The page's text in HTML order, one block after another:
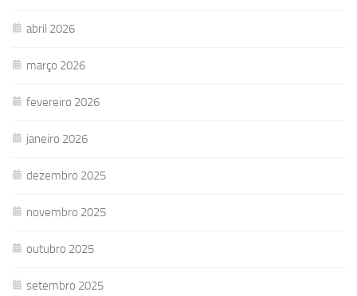
abril 2026
março 2026
fevereiro 2026
janeiro 2026
dezembro 2025
novembro 2025
outubro 2025
setembro 2025